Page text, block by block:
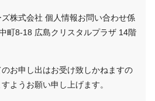
株式会社 個人情報お問い合わせ係
町8-18 広島クリスタルプラザ 14階
お申し出はお受け致しかねますの
ようお願い申し上げます。